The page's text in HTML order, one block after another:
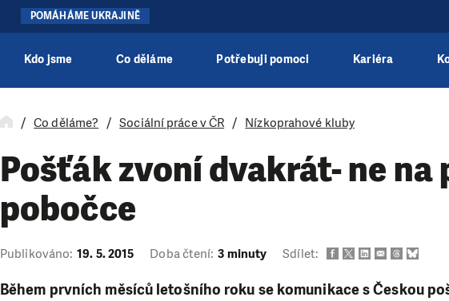
POMÁHÁME UKRAJINĚ
Kdo jsme Co děláme Potřebuji pomoci Kariéra
Co děláme? Sociální práce v ČR Nízkoprahové kluby
Pošťák zvoní dvakrát- ne na
pobočce
Publikováno: 19. 5. 2015 Doba čtení: 3 minuty Sdílet:
Během prvních měsíců letošního roku se komunikace s Českou